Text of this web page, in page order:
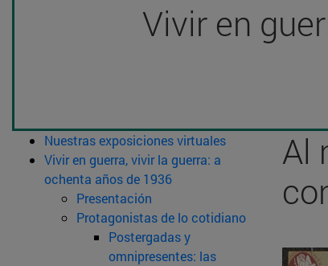
Vivir en
Nuestras exposiciones virtuales
Vivir en guerra, vivir la guerra: a
ochenta años de 1936
Presentación
Protagonistas de lo cotidiano
Postergadas y
omnipresentes: las
Al